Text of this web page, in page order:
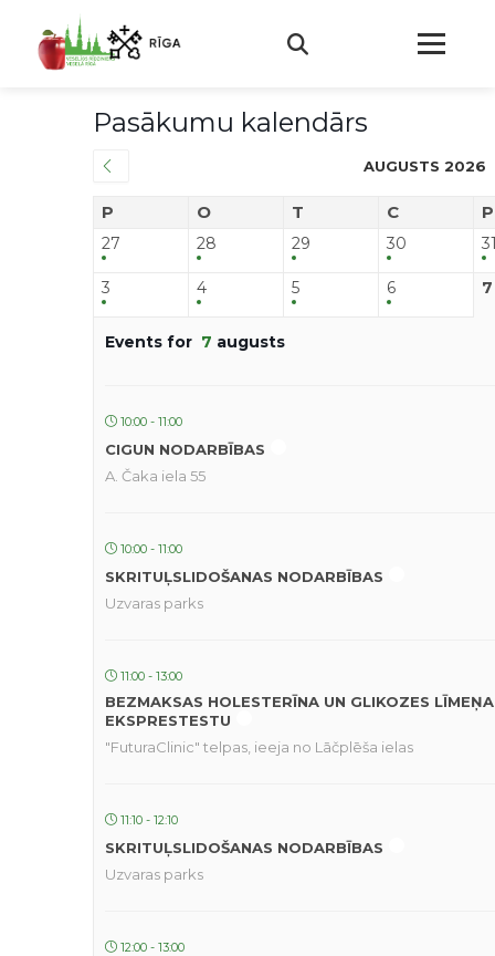
Pasākumu kalendārs
AUGUSTS 2026
P O T C
27 28 29 30
3 4 5 6 7
Events for 7 augusts
10:00 - 11:00
CIGUN NODARBĪBAS
A. Čaka iela 55
10:00 - 11:00
SKRITUĻSLIDOŠANAS NODARBĪBAS
Uzvaras parks
11:00 - 13:00
BEZMAKSAS HOLESTERĪNA UN GLIKOZES
EKSPRESTESTU
"FuturaClinic" telpas, ieeja no Lāčplēša ielas
11:10 - 12:10
SKRITUĻSLIDOŠANAS NODARBĪBAS
Uzvaras parks
12:00 - 13:00